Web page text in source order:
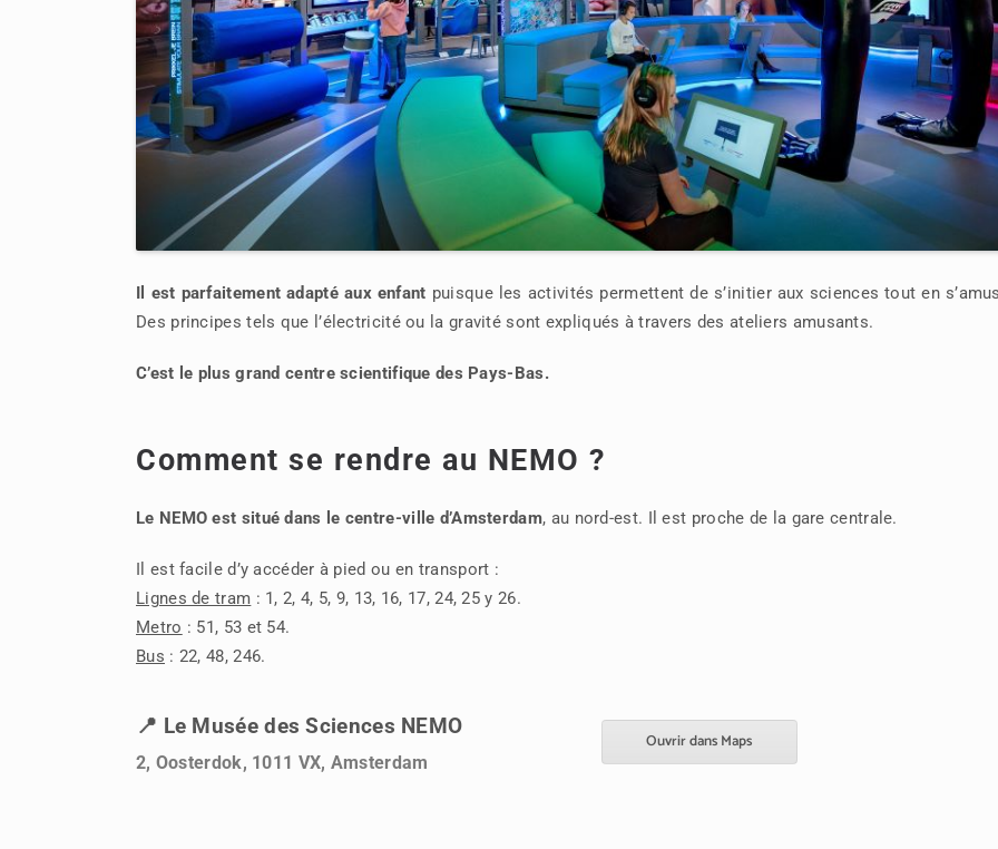
Il est parfaitement adapté aux enfant puisque les activités permettent de s’initier aux sciences tout en
Des principes tels que l’électricité ou la gravité sont expliqués à travers des ateliers amusants.
C’est le plus grand centre scientifique des Pays-Bas.
Comment se rendre au NEMO ?
Le NEMO est situé dans le centre-ville d’Amsterdam, au nord-est. Il est proche de la gare centrale.
Il est facile d’y accéder à pied ou en transport :
Lignes de tram : 1, 2, 4, 5, 9, 13, 16, 17, 24, 25 y 26.
Metro : 51, 53 et 54.
Bus : 22, 48, 246.
📍 Le Musée des Sciences NEMO
2, Oosterdok, 1011 VX, Amsterdam
Ouvrir dans Maps